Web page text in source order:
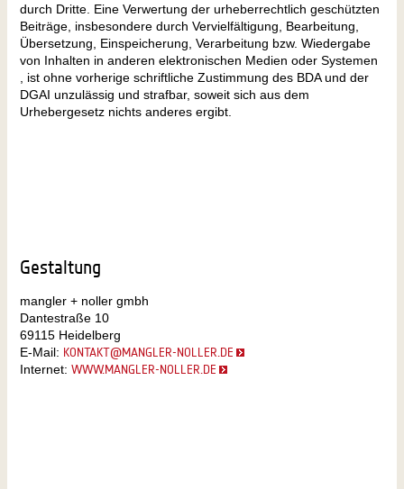
durch Dritte. Eine Verwertung der urheberrechtlich geschützten
Beiträge, insbesondere durch Vervielfältigung, Bearbeitung,
Übersetzung, Einspeicherung, Verarbeitung bzw. Wiedergabe
von Inhalten in anderen elektronischen Medien oder Systemen
, ist ohne vorherige schriftliche Zustimmung des BDA und der
DGAI unzulässig und strafbar, soweit sich aus dem
Urhebergesetz nichts anderes ergibt.
Gestaltung
mangler + noller gmbh
Dantestraße 10
69115 Heidelberg
E-Mail: KONTAKT@MANGLER-NOLLER.DE
Internet: WWW.MANGLER-NOLLER.DE